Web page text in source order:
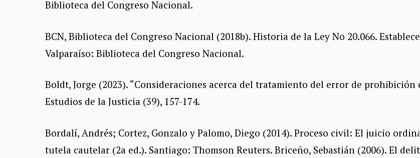
Biblioteca del Congreso Nacional.
BCN, Biblioteca del Congreso Nacional (2018b). Historia de la Ley No 20.066.
Valparaíso: Biblioteca del Congreso Nacional.
Boldt, Jorge (2023). “Consideraciones acerca del tratamiento del error de
Estudios de la Justicia (39), 157-174.
Bordalí, Andrés; Cortez, Gonzalo y Palomo, Diego (2014). Proceso civil: El juicio
tutela cautelar (2a ed.). Santiago: Thomson Reuters. Briceño, Sebastián (2006). El